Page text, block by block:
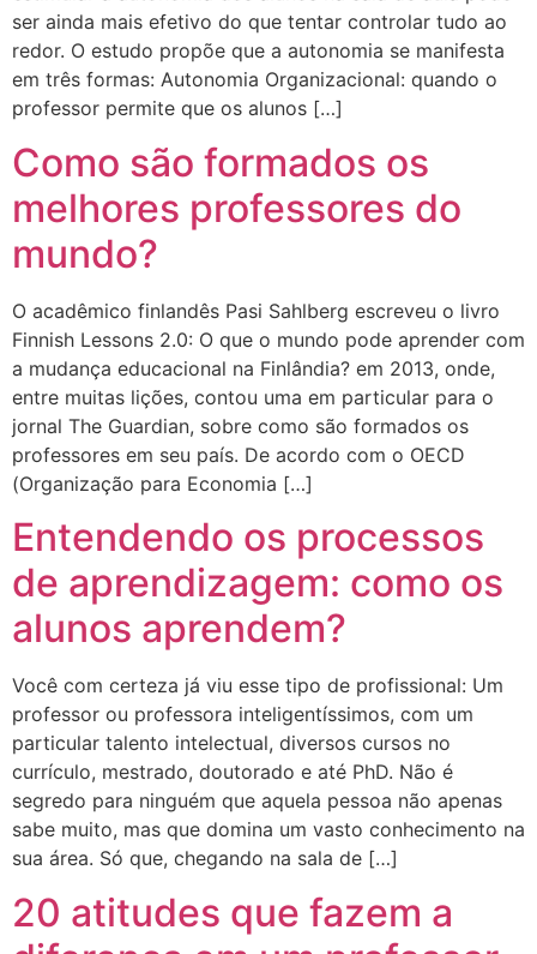
ser ainda mais efetivo do que tentar controlar tudo ao
redor. O estudo propõe que a autonomia se manifesta
em três formas: Autonomia Organizacional: quando o
professor permite que os alunos […]
Como são formados os
melhores professores do
mundo?
O acadêmico finlandês Pasi Sahlberg escreveu o livro
Finnish Lessons 2.0: O que o mundo pode aprender com
a mudança educacional na Finlândia? em 2013, onde,
entre muitas lições, contou uma em particular para o
jornal The Guardian, sobre como são formados os
professores em seu país. De acordo com o OECD
(Organização para Economia […]
Entendendo os processos
de aprendizagem: como os
alunos aprendem?
Você com certeza já viu esse tipo de profissional: Um
professor ou professora inteligentíssimos, com um
particular talento intelectual, diversos cursos no
currículo, mestrado, doutorado e até PhD. Não é
segredo para ninguém que aquela pessoa não apenas
sabe muito, mas que domina um vasto conhecimento na
sua área. Só que, chegando na sala de […]
20 atitudes que fazem a